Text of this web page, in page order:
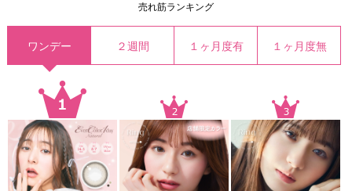
売れ筋ランキング
ワンデー ２週間 １ヶ月度有 １ヶ月度無